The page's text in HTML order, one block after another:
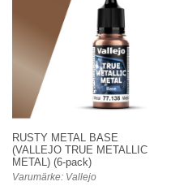
RUSTY METAL BASE
(VALLEJO TRUE METALLIC
METAL) (6-pack)
Varumärke: Vallejo